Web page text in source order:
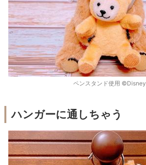
ペンスタンド使用 ©Disney
ハンガーに通しちゃう